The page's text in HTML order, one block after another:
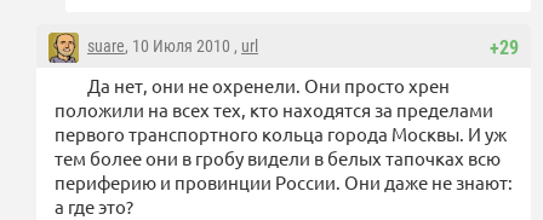
+29
suare, 10 Июля 2010 , url
Да нет, они не охренели. Они просто хрен
положили на всех тех, кто находятся за пределами
первого транспортного кольца города Москвы. И уж
тем более они в гробу видели в белых тапочках всю
периферию и провинции России. Они даже не знают:
а где это?